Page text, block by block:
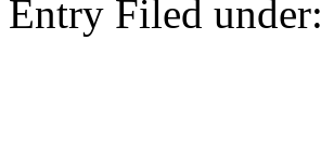
Entry Filed under: